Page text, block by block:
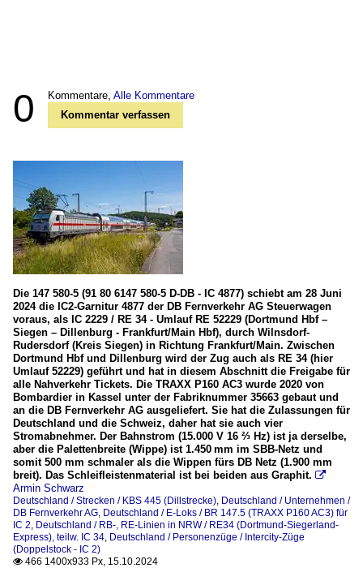
0 Kommentare, Alle Kommentare
Kommentar verfassen
Die 147 580-5 (91 80 6147 580-5 D-DB - IC 4877) schiebt am 28 Juni
2024 die IC2-Garnitur 4877 der DB Fernverkehr AG Steuerwagen
voraus, als IC 2229 / RE 34 - Umlauf RE 52229 (Dortmund Hbf –
Siegen – Dillenburg - Frankfurt/Main Hbf), durch Wilnsdorf-
Rudersdorf (Kreis Siegen) in Richtung Frankfurt/Main. Zwischen
Dortmund Hbf und Dillenburg wird der Zug auch als RE 34 (hier
Umlauf 52229) geführt und hat in diesem Abschnitt die Freigabe für
alle Nahverkehr Tickets. Die TRAXX P160 AC3 wurde 2020 von
Bombardier in Kassel unter der Fabriknummer 35663 gebaut und
an die DB Fernverkehr AG ausgeliefert. Sie hat die Zulassungen für
Deutschland und die Schweiz, daher hat sie auch vier
Stromabnehmer. Der Bahnstrom (15.000 V 16 ⅔ Hz) ist ja derselbe,
aber die Palettenbreite (Wippe) ist 1.450 mm im SBB-Netz und
somit 500 mm schmaler als die Wippen fürs DB Netz (1.900 mm
breit). Das Schleifleistenmaterial ist bei beiden aus Graphit. 
Armin Schwarz
Deutschland / Strecken / KBS 445 (Dillstrecke), Deutschland / Unternehmen /
DB Fernverkehr AG, Deutschland / E-Loks / BR 147.5 (TRAXX P160 AC3) für
IC 2, Deutschland / RB-, RE-Linien in NRW / RE34 (Dortmund-Siegerland-
Express), teilw. IC 34, Deutschland / Personenzüge / Intercity-Züge
(Doppelstock - IC 2)
 466 1400x933 Px, 15.10.2024